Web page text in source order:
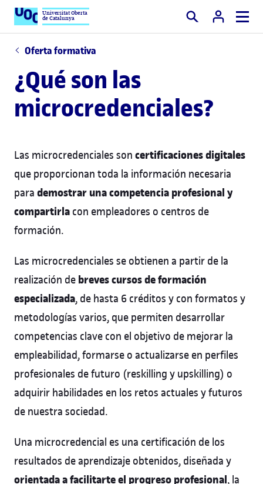
Universitat Oberta
de Catalunya Buscar
Oferta formativa
¿Qué son las
microcredenciales?
Las microcredenciales son certificaciones digitales
que proporcionan toda la información necesaria
para demostrar una competencia profesional y
compartirla con empleadores o centros de
formación.
Las microcredenciales se obtienen a partir de la
realización de breves cursos de formación
especializada, de hasta 6 créditos y con formatos y
metodologías varios, que permiten desarrollar
competencias clave con el objetivo de mejorar la
empleabilidad, formarse o actualizarse en perfiles
profesionales de futuro (reskilling y upskilling) o
adquirir habilidades en los retos actuales y futuros
de nuestra sociedad.
Una microcredencial es una certificación de los
resultados de aprendizaje obtenidos, diseñada y
orientada a facilitarte el progreso profesional, la